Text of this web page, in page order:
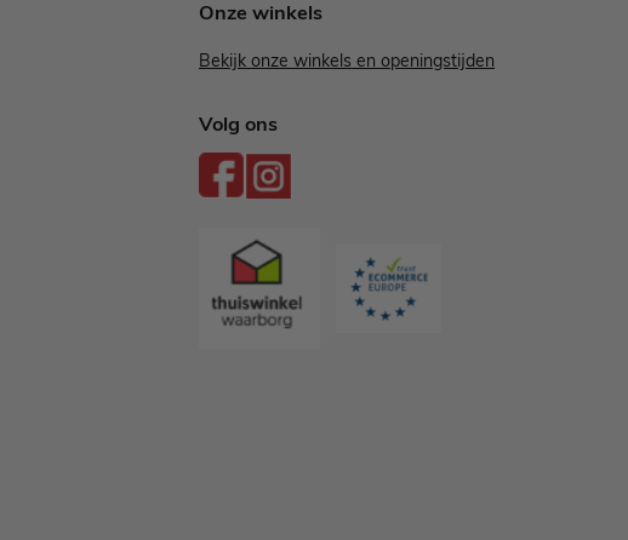
Onze winkels
Bekijk onze winkels en openingstijden
Volg ons